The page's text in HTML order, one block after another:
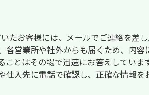
たお客様には、メールでご連絡を差
各営業所や社外からも届くため、内容
ことはその場で迅速にお答えしていま
仕入先に電話で確認し、正確な情報を